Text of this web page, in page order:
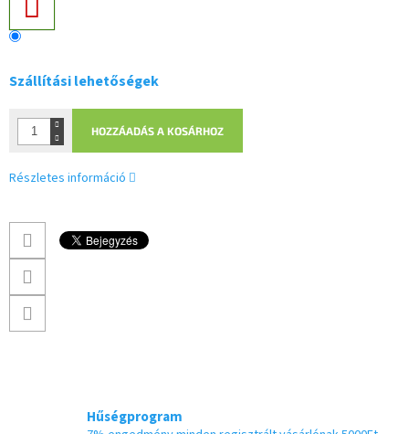
Szállítási lehetőségek
HOZZÁADÁS A KOSÁRHOZ
Részletes információ
Hűségprogram